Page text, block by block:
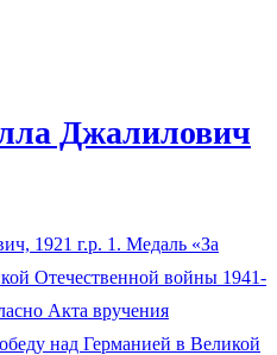
Джалилович
1921 г.р. 1. Медаль «За
Отечественной войны 1941-
Акта вручения
над Германией в Великой